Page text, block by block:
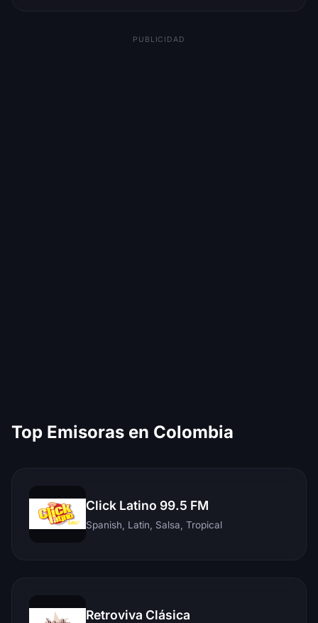
PUBLICIDAD
Top Emisoras en Colombia
Click Latino 99.5 FM
Spanish, Latin, Salsa, Tropical
Retroviva Clásica